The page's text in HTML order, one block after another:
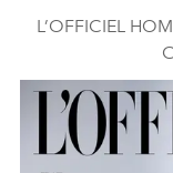
L’OFFICIEL